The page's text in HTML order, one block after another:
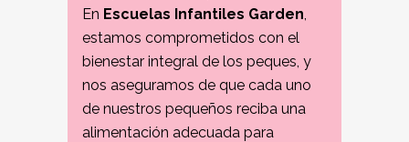
En Escuelas Infantiles Garden,
estamos comprometidos con el
bienestar integral de los peques, y
nos aseguramos de que cada uno
de nuestros pequeños reciba una
alimentación adecuada para